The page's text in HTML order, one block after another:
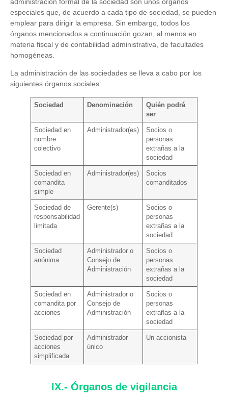
especiales que, de acuerdo a cada tipo de sociedad, se pueden
emplear para dirigir la empresa. Sin embargo, todos los
órganos mencionados a continuación gozan, al menos en
materia fiscal y de contabilidad administrativa, de facultades
homogéneas.
La administración de las sociedades se lleva a cabo por los
siguientes órganos sociales:
Sociedad Denominación
Quién podrá
ser
Sociedad en
nombre
colectivo
Administrador(es)
Socios o
personas
extrañas a la
sociedad
Sociedad en
comandita
simple
Administrador(es)
Socios
comanditados
Sociedad de
responsabilidad
limitada
Gerente(s)
Socios o
personas
extrañas a la
sociedad
Sociedad
anónima
Administrador o
Consejo de
Administración
Socios o
personas
extrañas a la
sociedad
Sociedad en
comandita por
acciones
Administrador o
Consejo de
Administración
Socios o
personas
extrañas a la
sociedad
Sociedad por
acciones
simplificada
Administrador
único
Un accionista
IX.- Órganos de vigilancia